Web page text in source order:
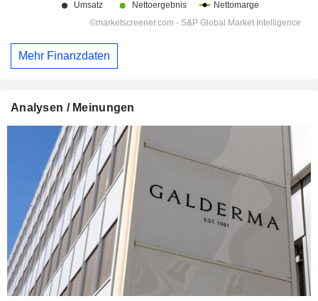
Mehr Finanzdaten
Analysen / Meinungen